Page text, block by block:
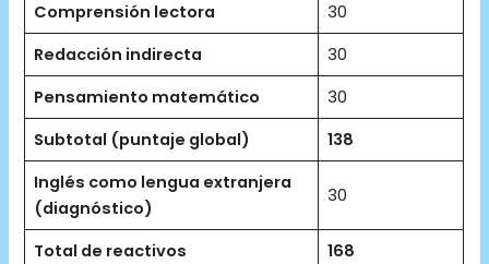
Comprensión lectora
30
Redacción indirecta
30
Pensamiento matemático
30
Subtotal (puntaje global)
138
Inglés como lengua extranjera
(diagnóstico)
30
Total de reactivos 168